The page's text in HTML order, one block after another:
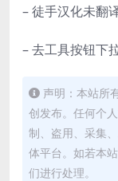
– 徒手汉化未翻
– 去工具按钮下
声明：本站所
创发布。任何个
制、盗用、采集
体平台。如若本
们进行处理。